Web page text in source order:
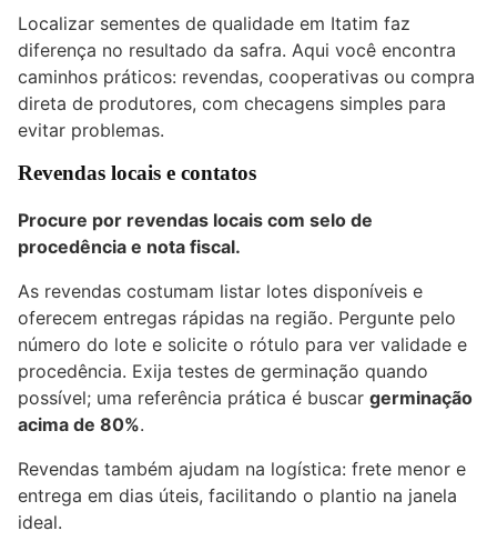
Localizar sementes de qualidade em Itatim faz
diferença no resultado da safra. Aqui você encontra
caminhos práticos: revendas, cooperativas ou compra
direta de produtores, com checagens simples para
evitar problemas.
Revendas locais e contatos
Procure por revendas locais com selo de
procedência e nota fiscal.
As revendas costumam listar lotes disponíveis e
oferecem entregas rápidas na região. Pergunte pelo
número do lote e solicite o rótulo para ver validade e
procedência. Exija testes de germinação quando
possível; uma referência prática é buscar germinação
acima de 80%.
Revendas também ajudam na logística: frete menor e
entrega em dias úteis, facilitando o plantio na janela
ideal.